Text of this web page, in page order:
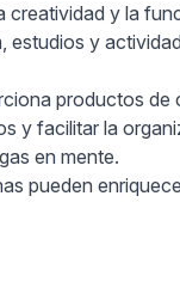
y la
y
productos
y facilitar la
en mente.
pueden